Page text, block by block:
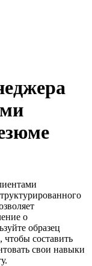
о
образец
составить
свои навыки